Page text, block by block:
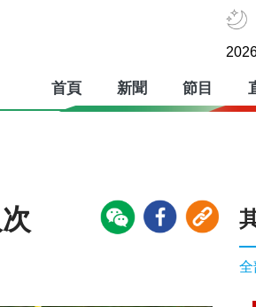
首頁 新聞 節目
全